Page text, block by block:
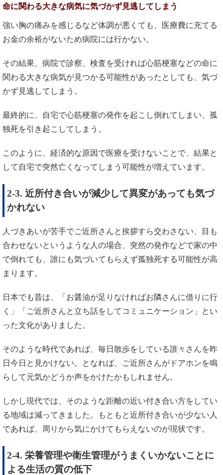
命に関わる大きな病気に気づかず見逃してしまう
強い胸の痛みを感じるなど体調が悪くても、医療費に充てる
お金の余裕がないため病院には行かない。
その結果、病院で診察、検査を受ければ心筋梗塞などの命に
関わる大きな病気が見つかる可能性があったとしても、気づ
かず見逃してしまう。
最終的に、自宅で心筋梗塞の発作を起こし倒れてしまい、孤
独死を引き起こしてしまう。
このように、経済的な原因で医療を受けないことで、結果と
して自宅で突然亡くなってしまう可能性が増えています。
2-3. 近所付き合いが減少して異変があっても気づ
かれない
人づきあいが苦手でご近所さんと挨拶すら交わさない、目も
合わせないというような人の場合、突然の発作などで家の中
で倒れても、誰にも気づいてもらえず孤独死する可能性が高
まります。
日本でも昔は、「お醤油が足りなければお隣さんに借りに行
く」「ご近所さんと立ち話をしてコミュニケーション」とい
った文化がありました。
そのような時代であれば、毎日散歩をしている誰々さんを昨
日今日と見かけない。となれば、ご近所さんがドアホンを鳴
らして元気かどうか声をかけたかもしれません。
しかし現代では、そのような距離の近い付き合い方をしてい
る地域は減ってきました。もともと近所付き合いが少ない人
であれば、周りから気にかけてもらえないのが現状です。
2-4. 栄養管理や衛生管理がうまくいかないことに
よる生活の質の低下